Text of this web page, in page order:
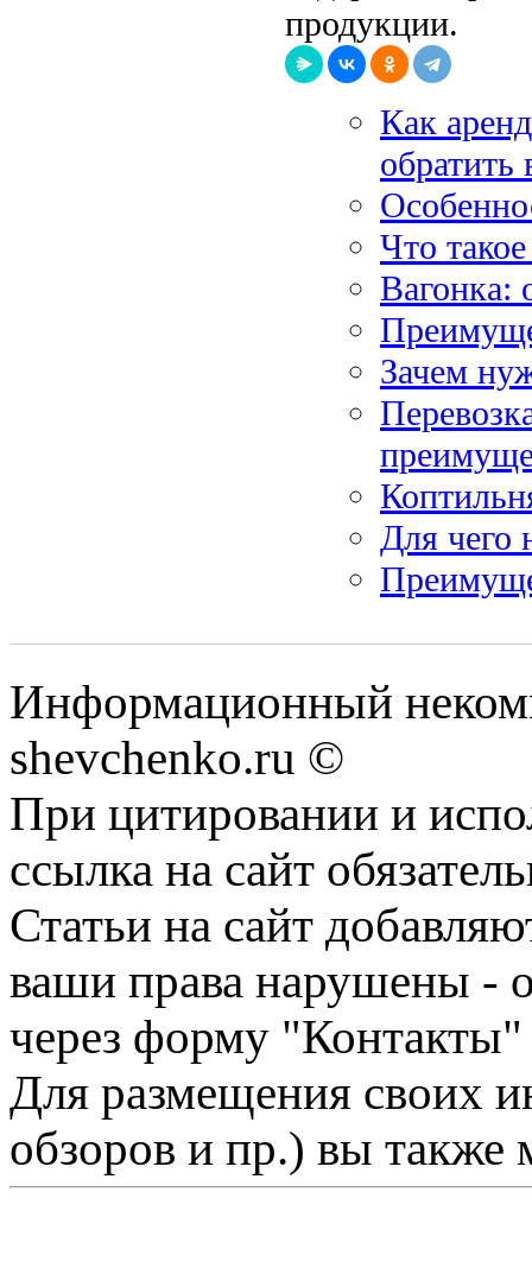
продукции.
Как
обратить
Что
Вагонка:
Зачем
Для чего
Информационный
shevchenko.ru ©
При цитировании и
ссылка на сайт
Статьи на сайт
ваши права нарушены -
через форму "Контакты"
Для размещения своих
обзоров и пр.) вы также